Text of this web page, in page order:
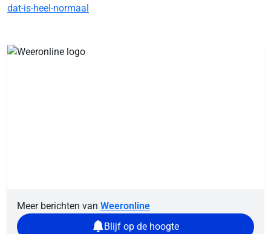
dat-is-heel-normaal
Meer berichten van Weeronline
Blijf op de hoogte